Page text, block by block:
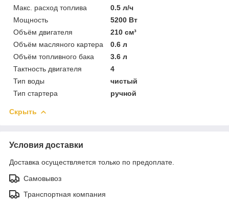
Макс. расход топлива
0.5 л/ч
Мощность
5200 Вт
Объём двигателя
210 см³
Объём масляного картера
0.6 л
Объём топливного бака
3.6 л
Тактность двигателя
4
Тип воды
чистый
Тип стартера
ручной
Скрыть
Условия доставки
Доставка осуществляется только по предоплате.
Самовывоз
Транспортная компания